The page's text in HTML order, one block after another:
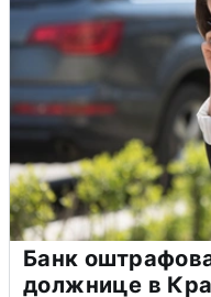
Банк
должнице в